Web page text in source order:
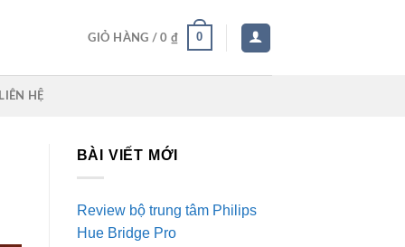
GIỎ HÀNG /0 ₫ 0
LIÊN HỆ
BÀI VIẾT MỚI
Review bộ trung tâm Philips
Hue Bridge Pro